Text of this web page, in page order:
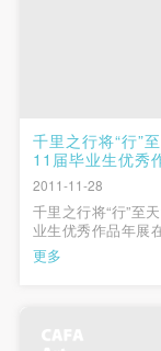
千里之行将“行”
11届毕业生优秀
2011-11-28
千里之行将“行”至
业生优秀作品年展
（2009年）的夏天
——2009届毕业生
更多